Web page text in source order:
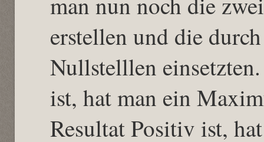
erstellen und die
Nullstelllen
ist, hat man ein
Resultat Positiv ist,